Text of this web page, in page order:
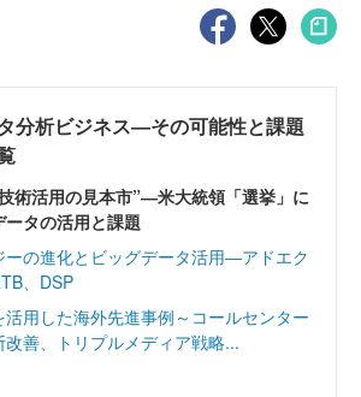
分析ビジネス―その可能性と課題
術活用の見本市”―米大統領「選挙」に
タの活用と課題
ーの進化とビッグデータ活用―アドエク
、DSP
活用した海外先進事例～コールセンター
善、トリプルメディア戦略...